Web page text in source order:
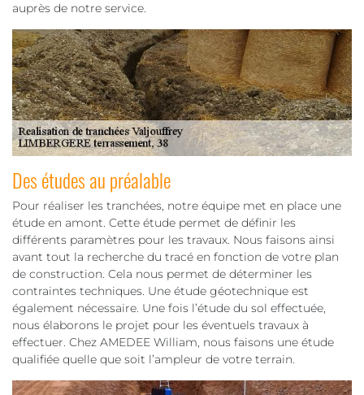
auprès de notre service.
Des études au préalable
Pour réaliser les tranchées, notre équipe met en place une
étude en amont. Cette étude permet de définir les
différents paramètres pour les travaux. Nous faisons ainsi
avant tout la recherche du tracé en fonction de votre plan
de construction. Cela nous permet de déterminer les
contraintes techniques. Une étude géotechnique est
également nécessaire. Une fois l’étude du sol effectuée,
nous élaborons le projet pour les éventuels travaux à
effectuer. Chez AMEDEE William, nous faisons une étude
qualifiée quelle que soit l’ampleur de votre terrain.